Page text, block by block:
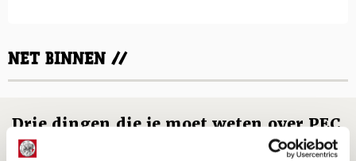
NET BINNEN //
Drie dingen die je moet weten over PEC
Zwolle - Ajax